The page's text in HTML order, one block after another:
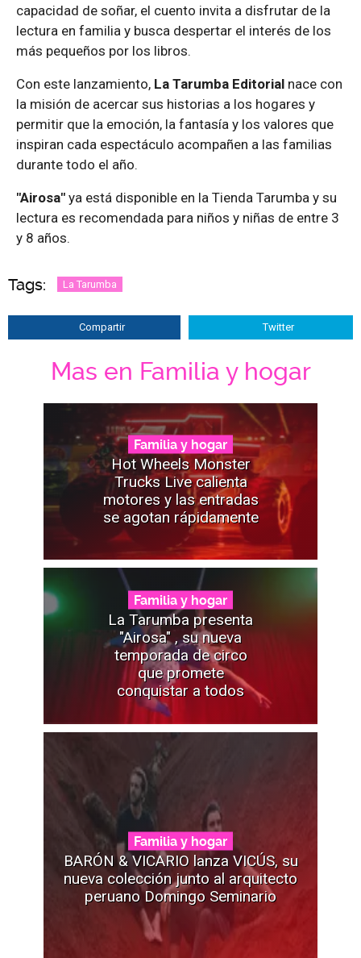
capacidad de soñar, el cuento invita a disfrutar de la
lectura en familia y busca despertar el interés de los
más pequeños por los libros.
Con este lanzamiento, La Tarumba Editorial nace con
la misión de acercar sus historias a los hogares y
permitir que la emoción, la fantasía y los valores que
inspiran cada espectáculo acompañen a las familias
durante todo el año.
"Airosa" ya está disponible en la Tienda Tarumba y su
lectura es recomendada para niños y niñas de entre 3
y 8 años.
Tags: La Tarumba
Compartir Twitter
Mas en Familia y hogar
Familia y hogar
Hot Wheels Monster
Trucks Live calienta
motores y las entradas
se agotan rápidamente
Familia y hogar
La Tarumba presenta
"Airosa" , su nueva
temporada de circo
que promete
conquistar a todos
Familia y hogar
BARÓN & VICARIO lanza VICÚS, su
nueva colección junto al arquitecto
peruano Domingo Seminario